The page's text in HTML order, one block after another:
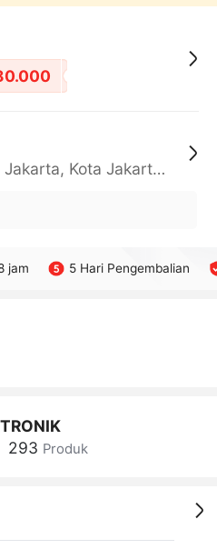
Daerah Khusus Ibukota Jakarta, Kota Jakarta Barat, Cengkareng, yy
jam 5 Hari Pengembalian
293 Produk